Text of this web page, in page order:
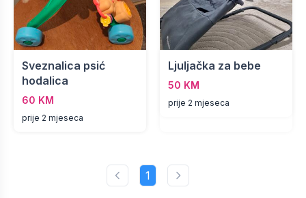
Sveznalica psić
hodalica
60 KM
prije 2 mjeseca
Ljuljačka za bebe
50 KM
prije 2 mjeseca
1